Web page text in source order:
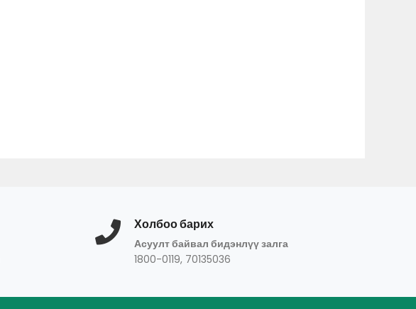
Холбоо барих
Асуулт байвал бидэнлүү залга
1800-0119, 70135036